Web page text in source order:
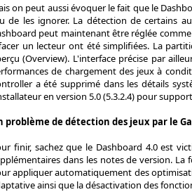
on peut aussi évoquer le fait que le
de les ignorer. La détection de certains
peut maintenant être réglée
un lecteur ont été simplifiées. La
(Overview). L'interface précise par
de chargement des jeux à
a été supprimé dans les détails
en version 5.0 (5.3.2.4) pour
problème de détection des jeux par le
finir, sachez que le Dashboard 4.0 est
dans les notes de version.
appliquer automatiquement des
ainsi que la désactivation des